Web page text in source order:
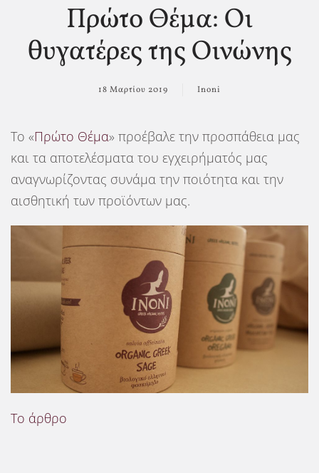
Πρώτο Θέμα: Οι
θυγατέρες της Οινώνης
18 Μαρτίου 2019 Inoni
Το «Πρώτο Θέμα» προέβαλε την προσπάθεια μας
και τα αποτελέσματα του εγχειρήματός μας
αναγνωρίζοντας συνάμα την ποιότητα και την
αισθητική των προϊόντων μας.
Το άρθρο